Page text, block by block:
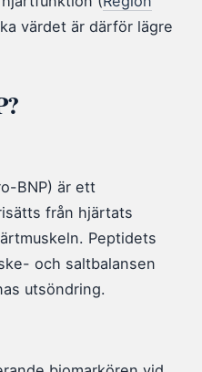
värdet är därför lägre
BNP) är ett
från hjärtats
Peptidets
och saltbalansen
utsöndring.